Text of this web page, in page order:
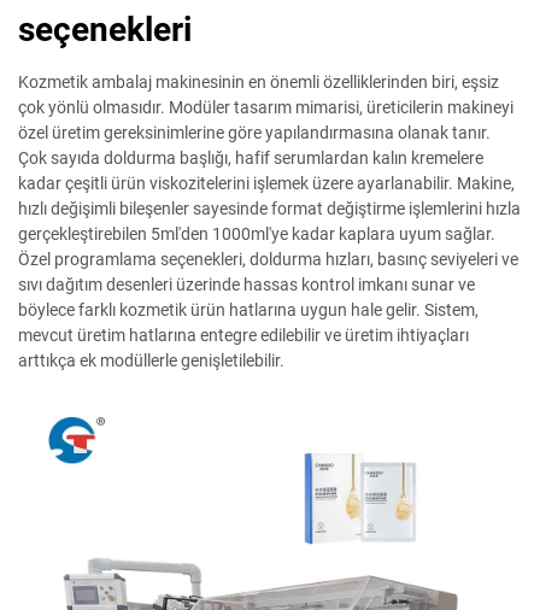
seçenekleri
Kozmetik ambalaj makinesinin en önemli özelliklerinden biri, eşsiz
çok yönlü olmasıdır. Modüler tasarım mimarisi, üreticilerin makineyi
özel üretim gereksinimlerine göre yapılandırmasına olanak tanır.
Çok sayıda doldurma başlığı, hafif serumlardan kalın kremelere
kadar çeşitli ürün viskozitelerini işlemek üzere ayarlanabilir. Makine,
hızlı değişimli bileşenler sayesinde format değiştirme işlemlerini hızla
gerçekleştirebilen 5ml'den 1000ml'ye kadar kaplara uyum sağlar.
Özel programlama seçenekleri, doldurma hızları, basınç seviyeleri ve
sıvı dağıtım desenleri üzerinde hassas kontrol imkanı sunar ve
böylece farklı kozmetik ürün hatlarına uygun hale gelir. Sistem,
mevcut üretim hatlarına entegre edilebilir ve üretim ihtiyaçları
arttıkça ek modüllerle genişletilebilir.